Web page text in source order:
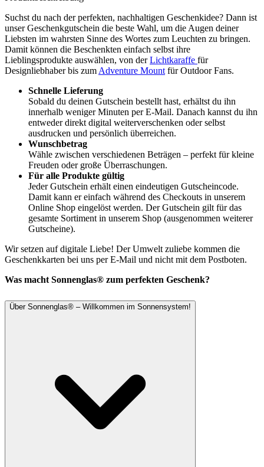
Suchst du nach der perfekten, nachhaltigen Geschenkidee? Dann ist
unser Geschenkgutschein die beste Wahl, um die Augen deiner
Liebsten im wahrsten Sinne des Wortes zum Leuchten zu bringen.
Damit können die Beschenkten einfach selbst ihre
Lieblingsprodukte auswählen, von derLichtkaraffe für
Designliebhaber bis zum Adventure Mount für Outdoor Fans.
Schnelle Lieferung
Sobald du deinen Gutschein bestellt hast, erhältst du ihn
innerhalb weniger Minuten per E-Mail. Danach kannst du ihn
entweder direkt digital weiterverschenken oder selbst
ausdrucken und persönlich überreichen.
Wunschbetrag
Wähle zwischen verschiedenen Beträgen – perfekt für kleine
Freuden oder große Überraschungen.
Für alle Produkte gültig
Jeder Gutschein erhält einen eindeutigen Gutscheincode.
Damit kann er einfach während des Checkouts in unserem
Online Shop eingelöst werden. Der Gutschein gilt für das
gesamte Sortiment in unserem Shop (ausgenommen weiterer
Gutscheine).
Wir setzen auf digitale Liebe! Der Umwelt zuliebe kommen die
Geschenkkarten bei uns per E-Mail und nicht mit dem Postboten.
Was macht Sonnenglas® zum perfekten Geschenk?
Über Sonnenglas® – Willkommen im Sonnensystem!